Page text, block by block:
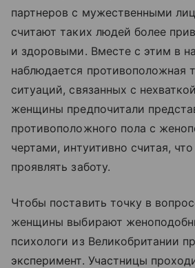
партнеров с мужественными
считают таких людей более
и здоровыми. Вместе с этим в
наблюдается противоположная
ситуаций, связанных с
женщины предпочитали
противоположного пола с
чертами, интуитивно считая,
проявлять заботу.
Чтобы поставить точку в
женщины выбирают
психологи из Великобритании
эксперимент. Участницы